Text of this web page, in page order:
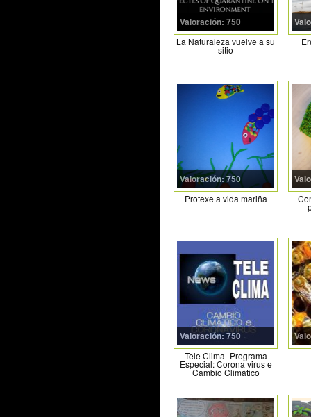
Valoración: 750
La Naturaleza vuelve a su
sitio
Valoración: 750
Protexe a vida mariña
Valoración: 750
Tele Clima- Programa
Especial: Corona virus e
Cambio Climático